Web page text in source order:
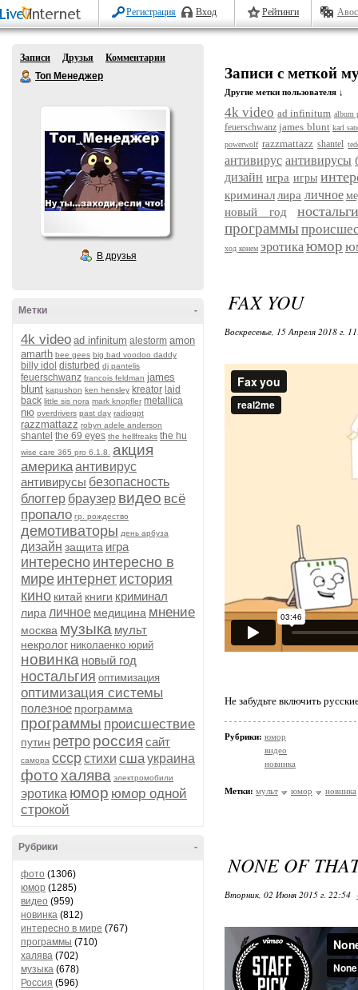
Регистрация Вход Рейтинги
Записи Друзья
Комментарии
Топ Менеджер
В друзья
-
Метки
4k video ad infinitum alestorm amon
amarth bee gees big bad voodoo daddy
billy idol disturbed dj pantelis
feuerschwanz francois feldman james
blunt kapushon ken hensley kreator laid
back little sis nora mark knopfler metallica
nю overdrivers past day radiogpt
razzmattazz robyn adele anderson
shantel the 69 eyes the hellfreaks the hu
wise care 365 pro 6.1.8. акция
америкаантивирус
антивирусы безопасность
блоггер браузер видео всё
пропало гр. рождество
демотиваторы день арбуза
дизайн защита игра
интересно интересно в
мире интернет история
кино китай книги криминал
лира личное медицина мнение
москва музыка мульт
некролог николаенко юрий
новинка новый год
ностальгия оптимизация
оптимизация системы
полезное программа
программы происшествие
путин ретро россия сайт
самора сссрстихи сшаукраина
фотохалява электромобили
эротика юмор юмор одной
строкой
-
Рубрики
фото (1306)
юмор (1285)
видео (959)
новинка (812)
интересно в мире (767)
программы (710)
халява (702)
музыка (678)
Россия (596)
Записи с меткой
Другие метки пользователя ↓
4k video ad infinitum album
feuerschwanz james blunt karl
powerwolf razzmattazz shantel
антивирус антивирусы
дизайн игра игры
криминал лира личное
новый год
программы
ход конем эротика юмор
FAX YOU
Воскресенье, 15 Апреля 2018 г.
Не забудьте включить
Рубрики: юмор
видео
новинка
Метки: мульт юмор новинка
NONE OF
Вторник, 02 Июня 2015 г. 22:54